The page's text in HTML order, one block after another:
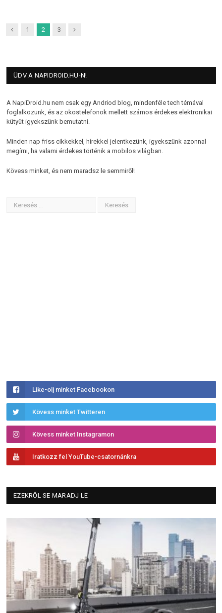
Previous
1 2 3 Next
ÜDV A NAPIDROID.HU-N!
A NapiDroid.hu nem csak egy Andriod blog, mindenféle tech témával
foglalkozunk, és az okostelefonok mellett számos érdekes elektronikai
kütyüt igyekszünk bemutatni.
Minden nap friss cikkekkel, hírekkel jelentkezünk, igyekszünk azonnal
megírni, ha valami érdekes történik a mobilos világban.
Kövess minket, és nem maradsz le semmiről!
Like-olj minket Facebookon
Kövess minket Twitteren
Kövess minket Instagramon
Iratkozz fel YouTube-csatornánkra
EZEKRŐL SE MARADJ LE